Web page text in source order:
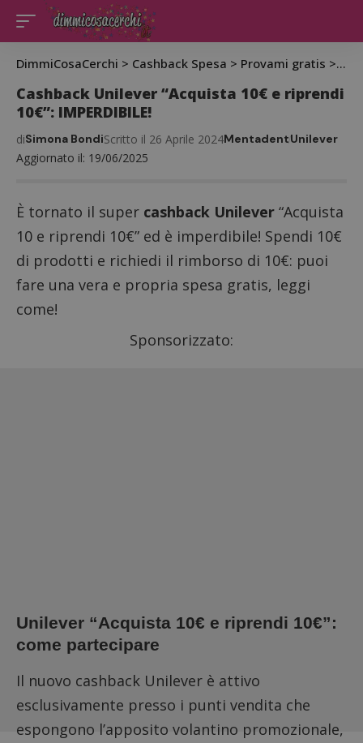
DimmiCosaCerchi > Cashback Spesa > Provami gratis >
Cashback Unilever “Acquista 10€ e riprendi
10€”: IMPERDIBILE!
Aggiornato il: 19/06/2025
diSimona BondiScritto il 26 Aprile 2024MentadentUnilever
È tornato il super cashback Unilever “Acquista
10 e riprendi 10€” ed è imperdibile! Spendi 10€
di prodotti e richiedi il rimborso di 10€: puoi
fare una vera e propria spesa gratis, leggi
come!
Sponsorizzato:
Unilever “Acquista 10€ e riprendi 10€”:
come partecipare
Il nuovo cashback Unilever è attivo
esclusivamente presso i punti vendita che
espongono l’apposito volantino promozionale,